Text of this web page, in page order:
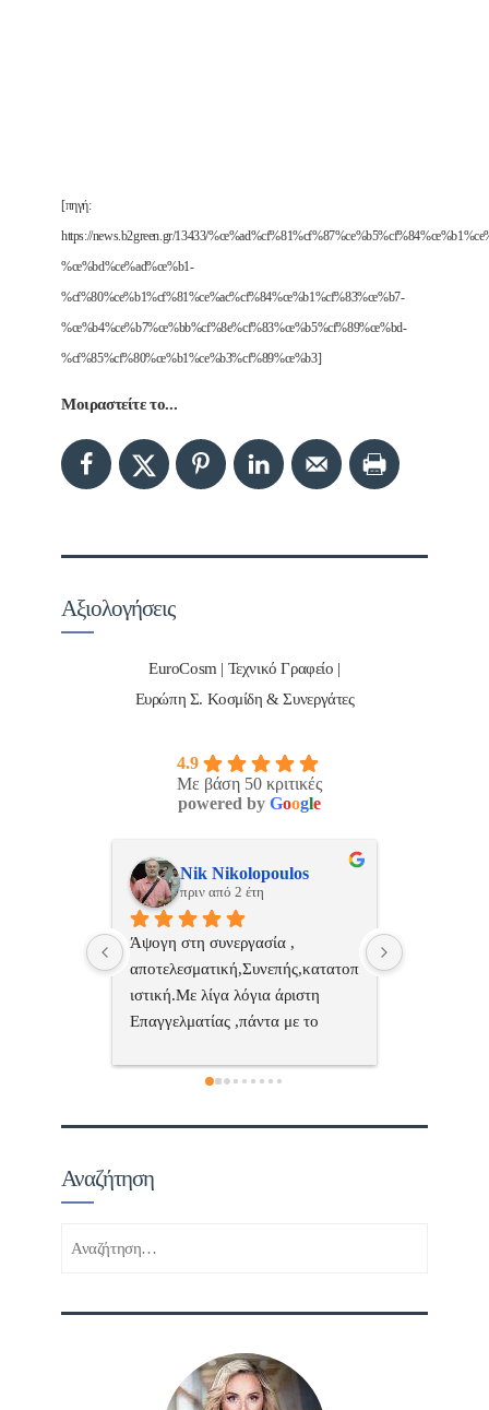
[πηγή:
https://news.b2green.gr/13433/
%ce%bd%ce%ad%ce%b1-
%cf%80%ce%b1%cf%81%ce%ac%cf%84%ce%b1%cf%83%ce%b7-
%ce%b4%ce%b7%ce%bb%cf%8e%cf%83%ce%b5%cf%89%ce%bd-
%cf%85%cf%80%ce%b1%ce%b3%cf%89%ce%b3]
Μοιραστείτε το...
Αξιολογήσεις
EuroCosm | Τεχνικό Γραφείο |
Ευρώπη Σ. Κοσμίδη & Συνεργάτες
4.9
Με βάση 50 κριτικές
powered by Google
ManosBX
πριν από 2 έτη
Επαγγελματίας  Άψογη
συνεργασία
Αναζήτηση